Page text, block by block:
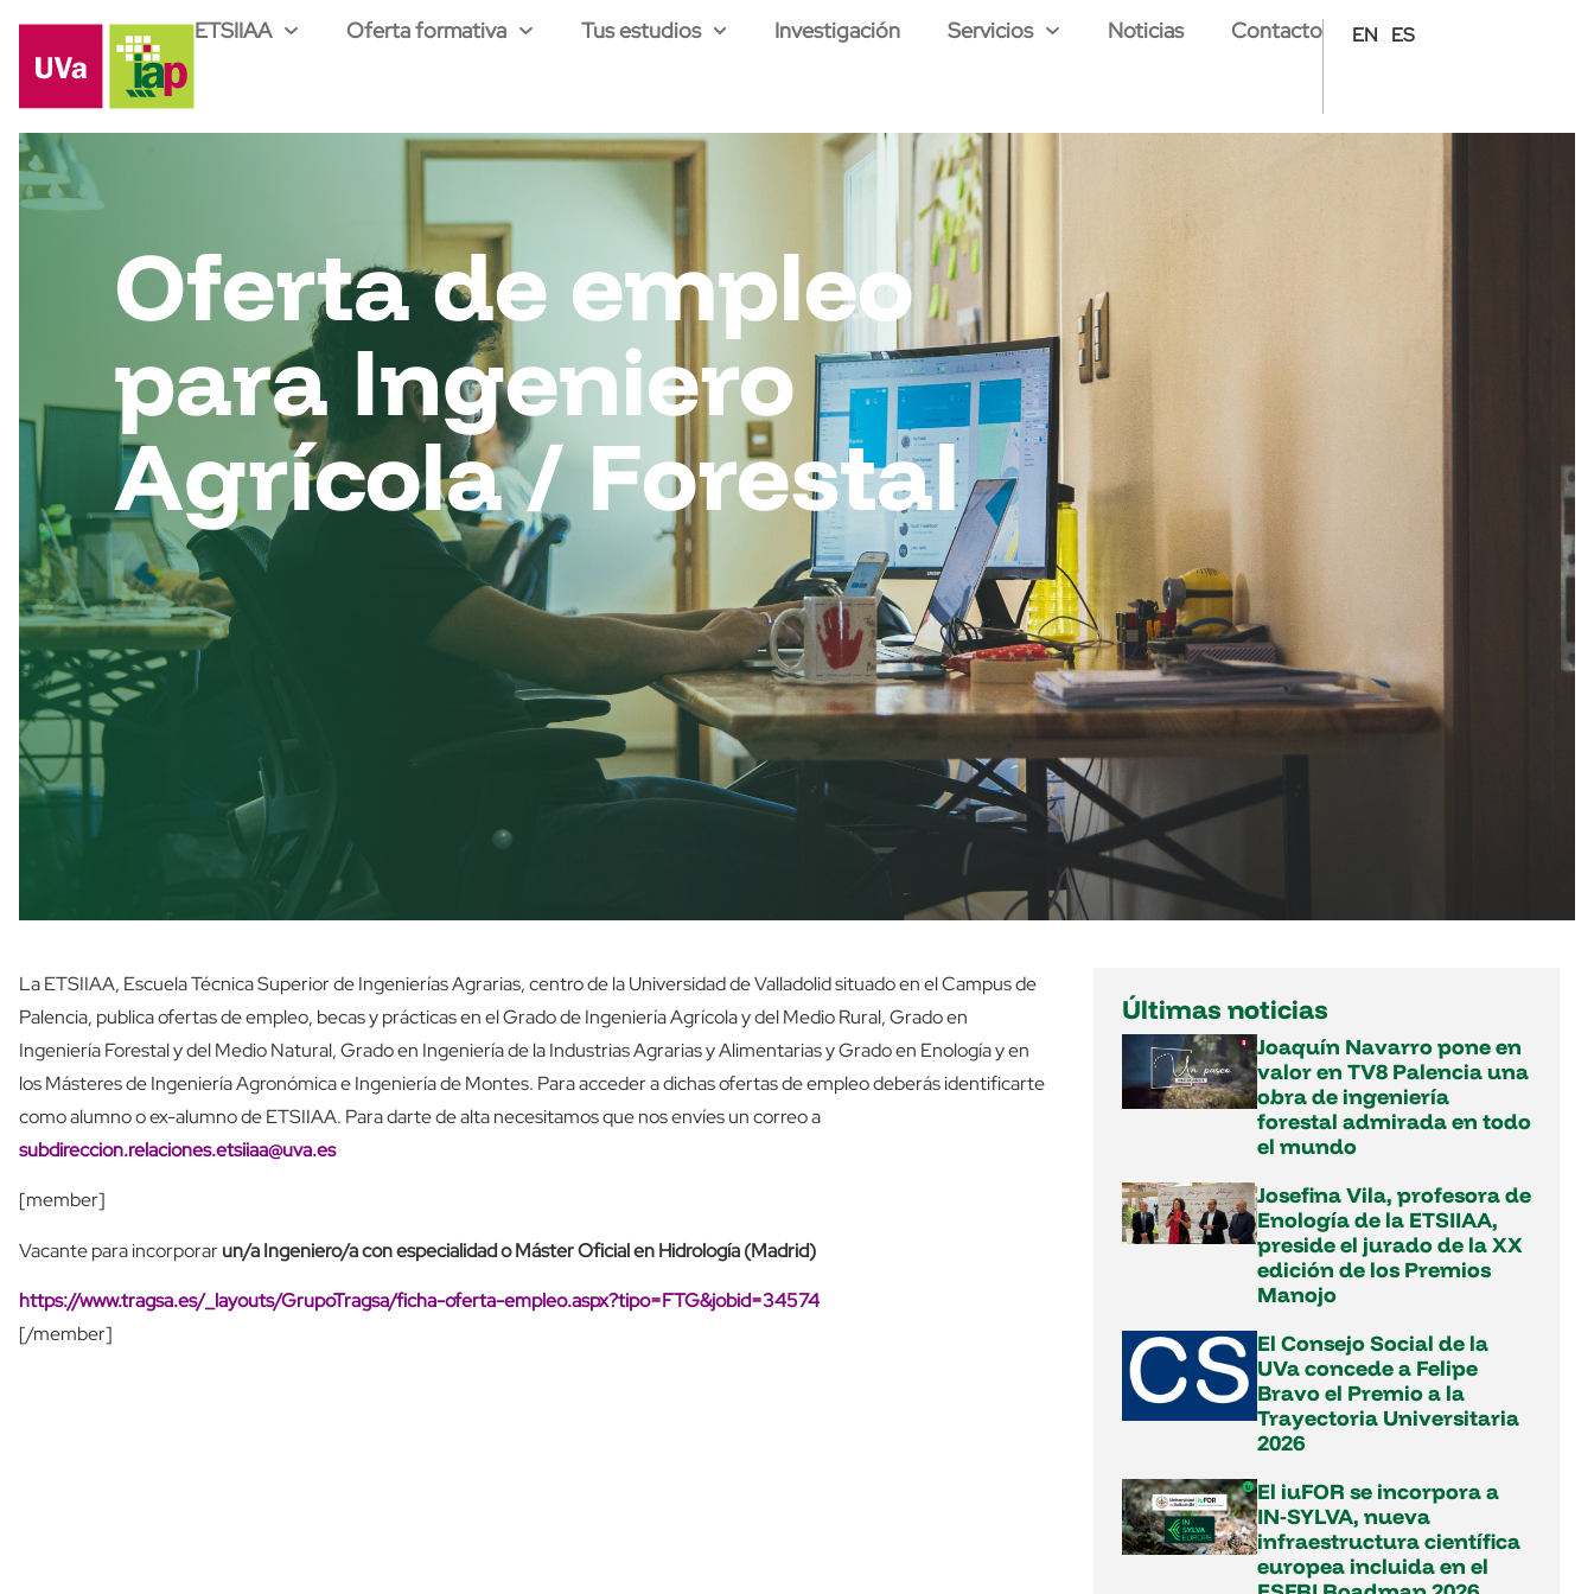
ETSIIAA Oferta formativa Tus estudios Investigación Servicios Noticias Contacto EN ES
Oferta de empleo
para Ingeniero
Agrícola / Forestal
La ETSIIAA, Escuela Técnica Superior de Ingenierías Agrarias, centro de la Universidad de Valladolid situado en el Campus de
Palencia, publica ofertas de empleo, becas y prácticas en el Grado de Ingeniería Agrícola y del Medio Rural, Grado en
Ingeniería Forestal y del Medio Natural, Grado en Ingeniería de la Industrias Agrarias y Alimentarias y Grado en Enología y en
los Másteres de Ingeniería Agronómica e Ingeniería de Montes. Para acceder a dichas ofertas de empleo deberás identificarte
como alumno o ex-alumno de ETSIIAA. Para darte de alta necesitamos que nos envíes un correo a
subdireccion.relaciones.etsiiaa@uva.es
[member]
Vacante para incorporarun/a Ingeniero/a con especialidad o Máster Oficial en Hidrología (Madrid)
https://www.tragsa.es/_layouts/GrupoTragsa/ficha-oferta-empleo.aspx?tipo=FTG&jobid=34574
[/member]
Últimas noticias
Joaquín Navarro pone en
valor en TV8 Palencia una
obra de ingeniería
forestal admirada en todo
el mundo
Josefina Vila, profesora de
Enología de la ETSIIAA,
preside el jurado de la XX
edición de los Premios
Manojo
El Consejo Social de la
UVa concede a Felipe
Bravo el Premio a la
Trayectoria Universitaria
2026
El iuFOR se incorpora a
IN‑SYLVA, nueva
infraestructura científica
europea incluida en el